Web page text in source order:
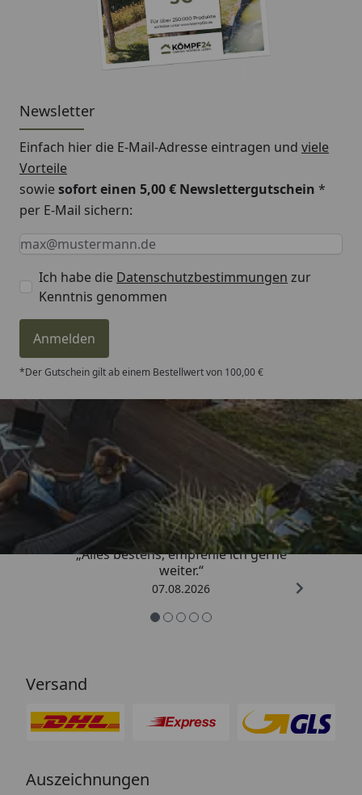
Newsletter
Einfach hier die E-Mail-Adresse eintragen und viele
Vorteile
sowiesofort einen 5,00 € Newslettergutschein *
per E-Mail sichern:
Keine Eingabe erforderlich
Eingabe erforderlich
E-Mail *
Ich habe die Datenschutzbestimmungen zur
Kenntnis genommen
Anmelden
*Der Gutschein gilt ab einem Bestellwert von 100,00 €
Trusted Shops
4,81/ 5
„Alles bestens, empfehle ich gerne
weiter.“
07.08.2026
Versand
Auszeichnungen